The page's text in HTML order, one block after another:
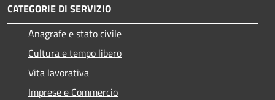
CATEGORIE DI SERVIZIO
Anagrafe e stato civile
Cultura e tempo libero
Vita lavorativa
Imprese e Commercio